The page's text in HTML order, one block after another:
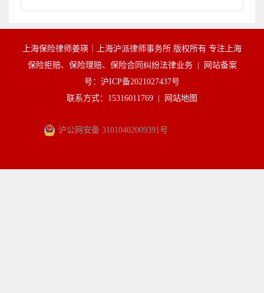
上海保险律师姜瑛｜上海沪派律师事务所 版权所有 专注上海
保险拒赔、保险理赔、保险合同纠纷法律业务 |
网站备案
号：沪ICP备2021027437号
联系方式：15316011769 |
网站地图
沪公网安备 31010402009391号